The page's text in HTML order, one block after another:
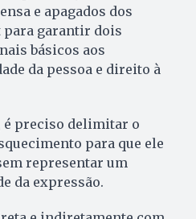
e apagados dos
para garantir dois
básicos aos
da pessoa e direito à
é preciso delimitar o
para que ele
representar um
da expressão.